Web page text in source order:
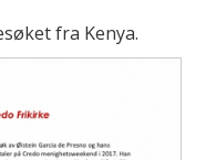
fra Kenya.